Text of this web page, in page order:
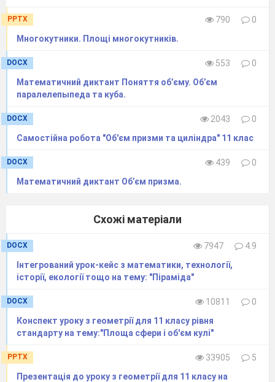
PPTX 790
0
Многокутники. Площі многокутників.
DOCX 553
0
Математичний диктант Поняття об’єму. Об’єм
паралелепыпеда та куба.
DOCX 2043
0
Самостійна робота "Об'єм призми та циліндра" 11 клас
DOCX 439
0
Математичний диктант Об’єм призма.
Схожі матеріали
DOCX 7947
4.9
Інтегрований урок-кейс з математики, технології,
історії, екології тощо на тему: "Піраміда"
DOCX 10811
0
Конспект уроку з геометрії для 11 класу рівня
стандарту на тему:"Площа сфери і об'єм кулі"
PPTX 33905
5
Презентація до уроку з геометрії для 11 класу на